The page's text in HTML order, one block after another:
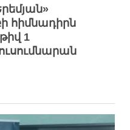
հիմնադիրն
1